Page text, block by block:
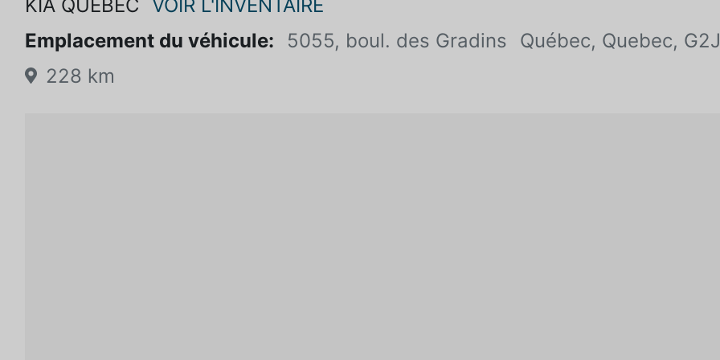
KIA QUÉBEC
VOIR L'INVENTAIRE
Emplacement du véhicule:
5055, boul. des Gradins
Québec, Quebec,
228 km